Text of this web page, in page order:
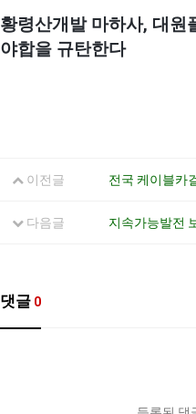
황령산개발 마하사, 대원
야합을 규탄한다
이전글
다음글 지속가능발전
댓글 0